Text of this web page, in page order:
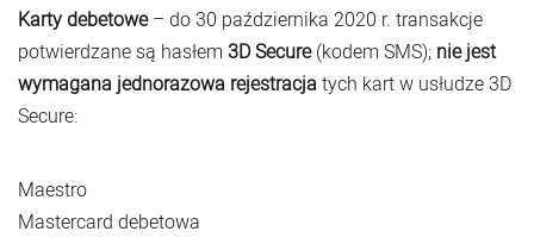
Karty debetowe– do 30 października 2020 r. transakcje
potwierdzane są hasłem 3D Secure(kodem SMS); nie jest
wymagana jednorazowa rejestracjatych kart w usłudze 3D
Secure:
Maestro
Mastercard debetowa